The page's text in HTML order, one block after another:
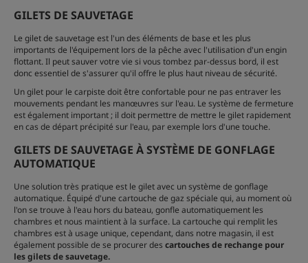
GILETS DE SAUVETAGE
Le gilet de sauvetage est l'un des éléments de base et les plus
importants de l'équipement lors de la pêche avec l'utilisation d'un engin
flottant. Il peut sauver votre vie si vous tombez par-dessus bord, il est
donc essentiel de s'assurer qu'il offre le plus haut niveau de sécurité.
Un gilet pour le carpiste doit être confortable pour ne pas entraver les
mouvements pendant les manœuvres sur l'eau. Le système de fermeture
est également important ; il doit permettre de mettre le gilet rapidement
en cas de départ précipité sur l'eau, par exemple lors d'une touche.
GILETS DE SAUVETAGE À SYSTÈME DE GONFLAGE
AUTOMATIQUE
Une solution très pratique est le gilet avec un système de gonflage
automatique. Équipé d'une cartouche de gaz spéciale qui, au moment où
l'on se trouve à l'eau hors du bateau, gonfle automatiquement les
chambres et nous maintient à la surface. La cartouche qui remplit les
chambres est à usage unique, cependant, dans notre magasin, il est
également possible de se procurer des cartouches de rechange pour
les gilets de sauvetage.